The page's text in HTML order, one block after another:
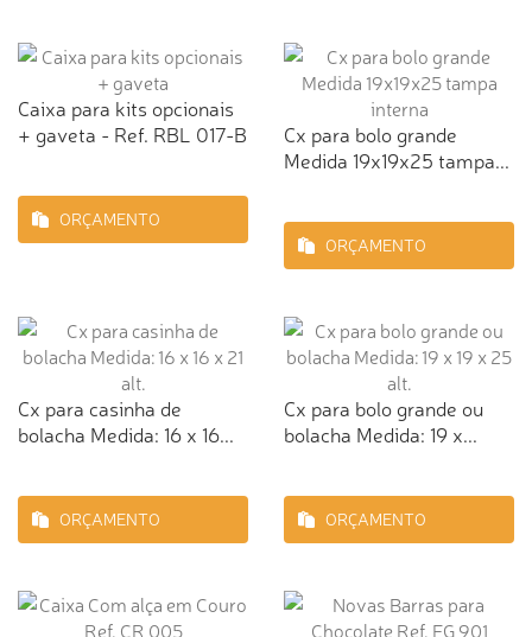
Caixa para kits opcionais
+ gaveta - Ref. RBL 017-B
ORÇAMENTO
Cx para bolo grande
Medida 19x19x25 tampa...
ORÇAMENTO
Cx para casinha de
bolacha Medida: 16 x 16...
ORÇAMENTO
Cx para bolo grande ou
bolacha Medida: 19 x...
ORÇAMENTO